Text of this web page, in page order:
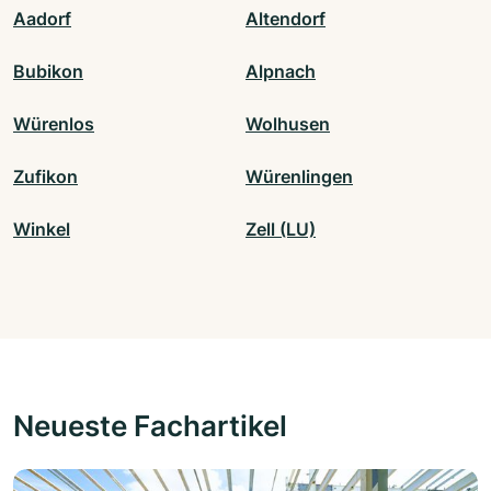
Aadorf Altendorf
Bubikon Alpnach
Würenlos Wolhusen
Zufikon Würenlingen
Winkel Zell (LU)
Neueste Fachartikel